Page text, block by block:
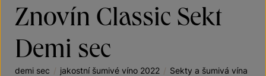
Znovín Classic Sekt
Demi sec
demi sec / jakostní šumivé víno 2022 / Sekty a šumivá vína